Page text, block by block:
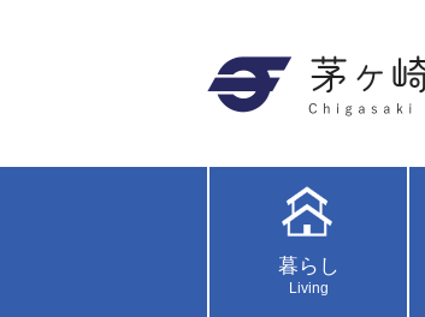
暮らし
Living